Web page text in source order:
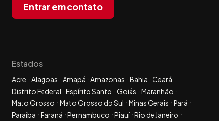
Entrar em contato
Estados:
Acre Alagoas Amapá Amazonas Bahia
Ceará
Distrito Federal
Espírito Santo Goiás
Maranhão
Mato Grosso
Mato Grosso do Sul Minas Gerais
Pará
Paraíba
Paraná Pernambuco Piauí Rio de Janeiro